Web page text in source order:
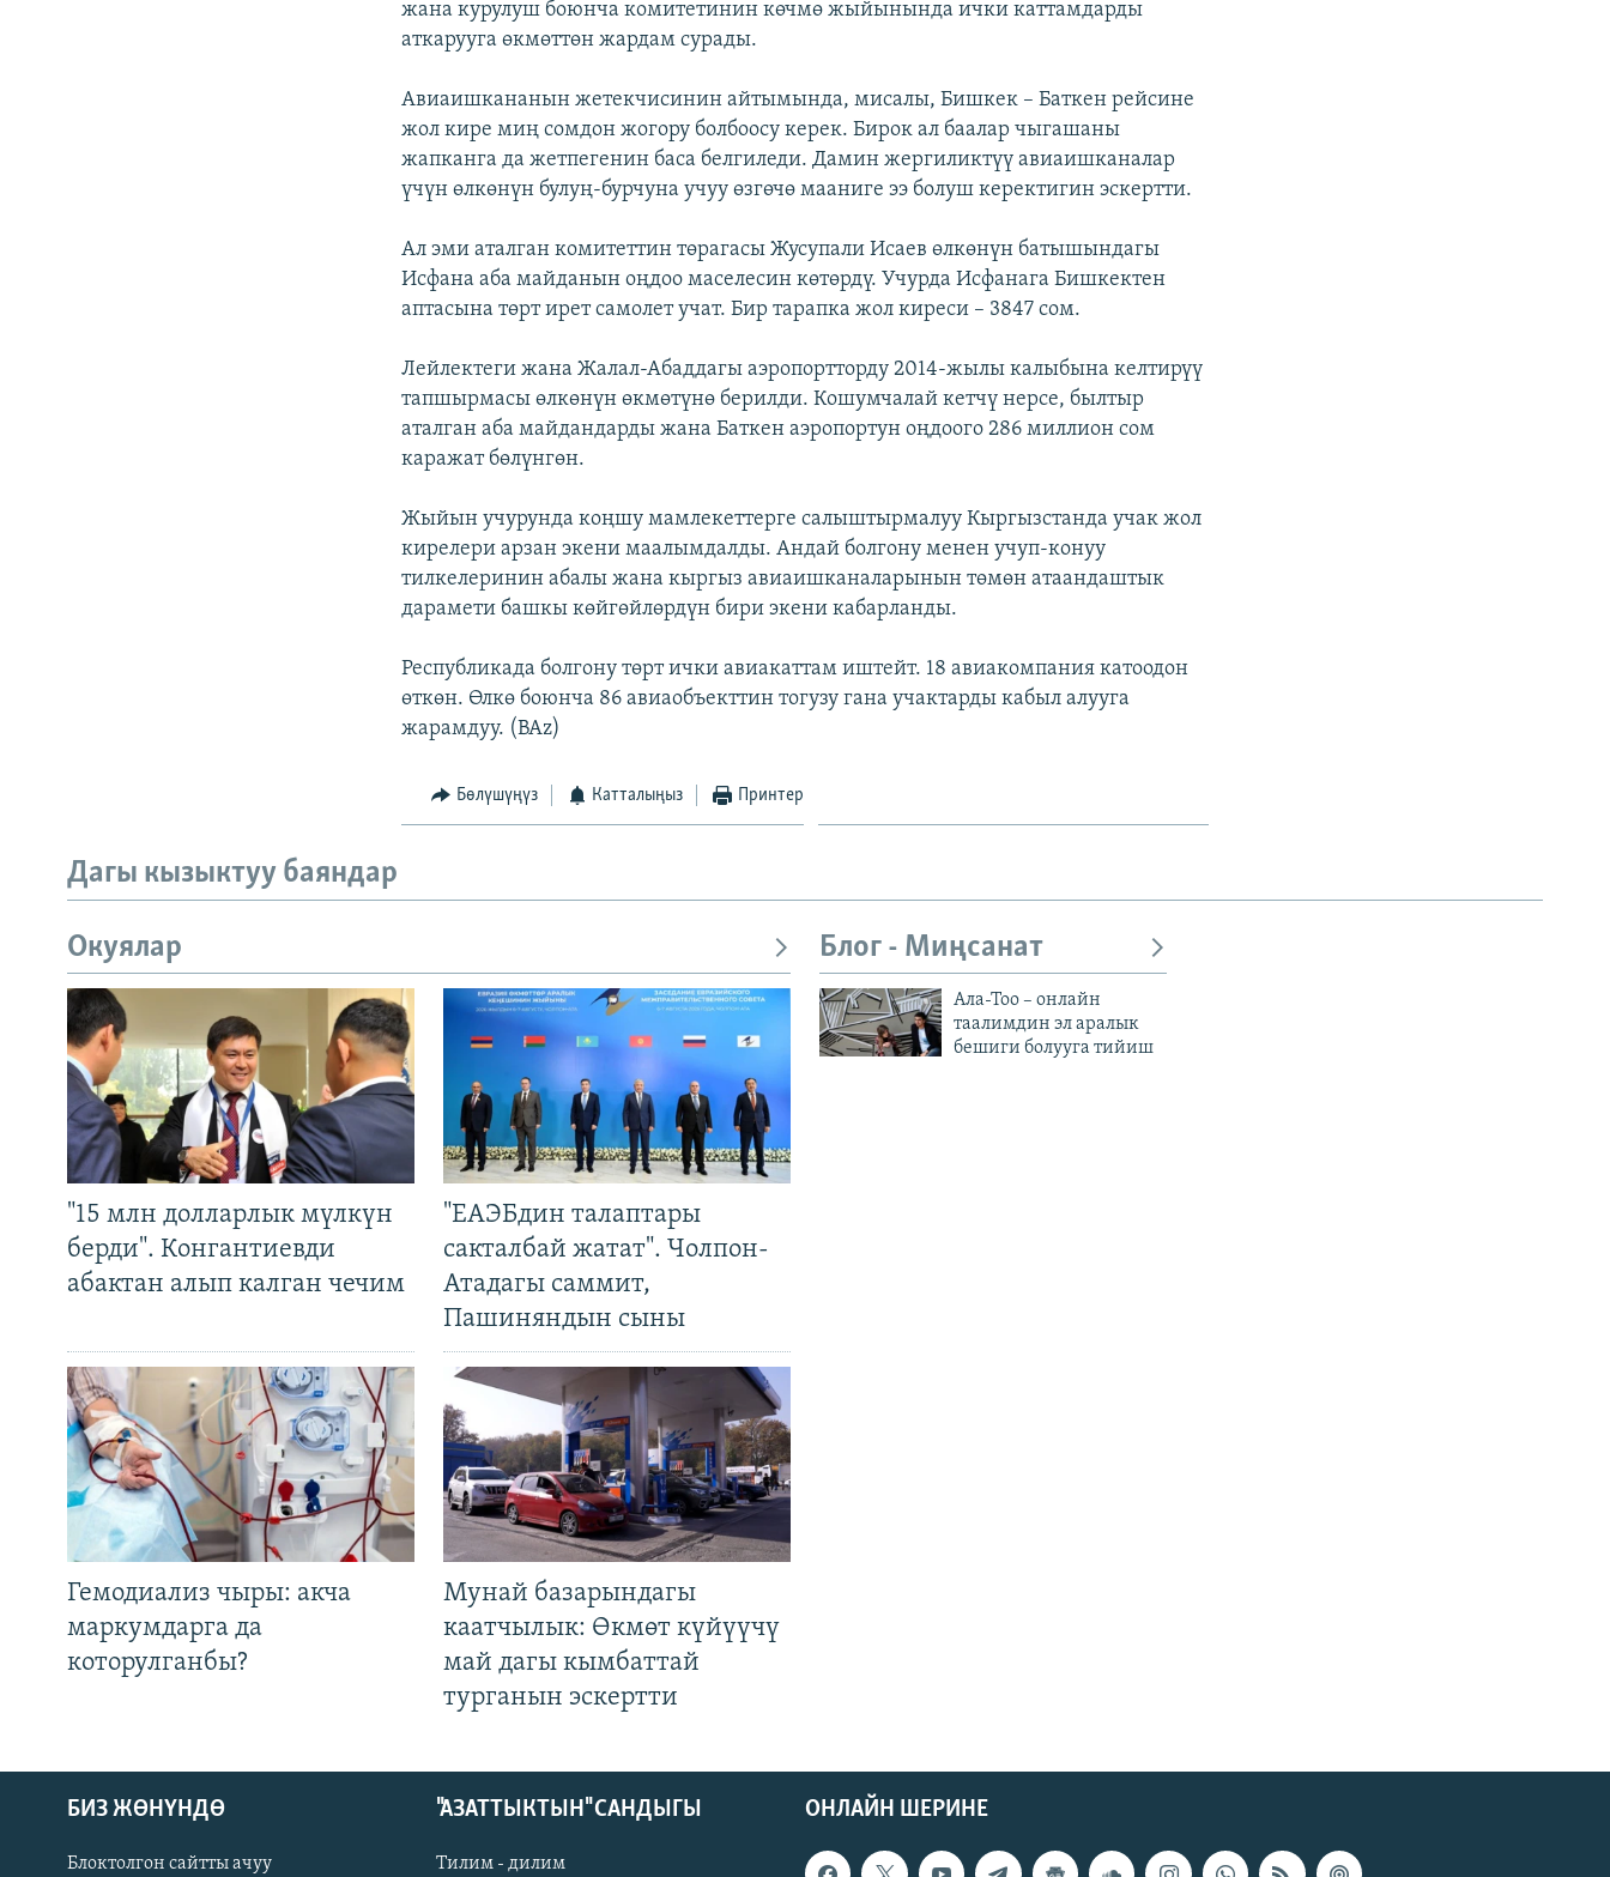
жана курулуш боюнча комитетинин көчмө жыйынында ички каттамдарды
аткарууга өкмөттөн жардам сурады.
Авиаишкананын жетекчисинин айтымында, мисалы, Бишкек – Баткен рейсине
жол кире миң сомдон жогору болбоосу керек. Бирок ал баалар чыгашаны
жапканга да жетпегенин баса белгиледи. Дамин жергиликтүү авиаишканалар
үчүн өлкөнүн булуң-бурчуна учуу өзгөчө мааниге ээ болуш керектигин эскертти.
Ал эми аталган комитеттин төрагасы Жусупали Исаев өлкөнүн батышындагы
Исфана аба майданын оңдоо маселесин көтөрдү. Учурда Исфанага Бишкектен
аптасына төрт ирет самолет учат. Бир тарапка жол киреси – 3847 сом.
Лейлектеги жана Жалал-Абаддагы аэропортторду 2014-жылы калыбына келтирүү
тапшырмасы өлкөнүн өкмөтүнө берилди. Кошумчалай кетчү нерсе, былтыр
аталган аба майдандарды жана Баткен аэропортун оңдоого 286 миллион сом
каражат бөлүнгөн.
Жыйын учурунда коңшу мамлекеттерге салыштырмалуу Кыргызстанда учак жол
кирелери арзан экени маалымдалды. Андай болгону менен учуп-конуу
тилкелеринин абалы жана кыргыз авиаишканаларынын төмөн атаандаштык
дарамети башкы көйгөйлөрдүн бири экени кабарланды.
Республикада болгону төрт ички авиакаттам иштейт. 18 авиакомпания катоодон
өткөн. Өлкө боюнча 86 авиаобъекттин тогузу гана учактарды кабыл алууга
жарамдуу. (BAz)
Бөлүшүңүз Катталыңыз Принтер
Дагы кызыктуу баяндар
Окуялар
"15 млн долларлык мүлкүн
берди". Конгантиевди
абактан алып калган чечим
"ЕАЭБдин талаптары
сакталбай жатат". Чолпон-
Атадагы саммит,
Пашиняндын сыны
Гемодиализ чыры: акча
маркумдарга да
которулганбы?
Мунай базарындагы
каатчылык: Өкмөт күйүүчү
май дагы кымбаттай
турганын эскертти
Блог - Миңсанат
Ала-Тоо – онлайн
таалимдин эл аралык
бешиги болууга тийиш
ОНЛАЙН ШЕРИНЕ
БИЗ ЖӨНҮНДӨ
Блоктолгон сайтты ачуу
"АЗАТТЫКТЫН" САНДЫГЫ
Тилим - дилим